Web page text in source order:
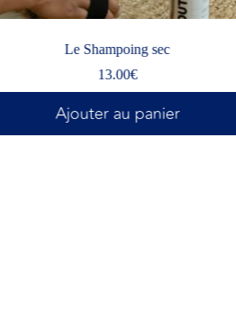
Le Shampoing sec
13.00€
Ajouter au panier